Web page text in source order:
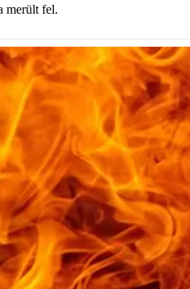
merült fel.